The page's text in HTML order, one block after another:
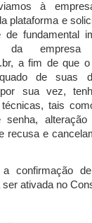
à
plataforma e
de fundamental
da
a fim de que
de suas
por sua vez,
tais
senha,
recusa e
a confirmação
ativada no